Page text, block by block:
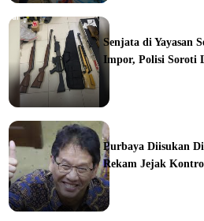
Senjata di Yayasan
Impor, Polisi Soroti
Purbaya Diisukan
Rekam Jejak